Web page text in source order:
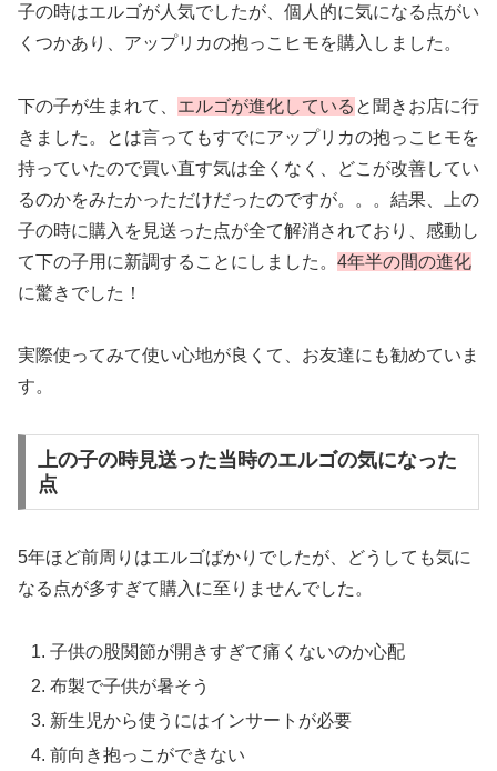
子の時はエルゴが人気でしたが、個人的に気になる点がい
くつかあり、アップリカの抱っこヒモを購入しました。
下の子が生まれて、 エルゴが進化している と聞きお店に行
きました。とは言ってもすでにアップリカの抱っこヒモを
持っていたので買い直す気は全くなく、どこが改善してい
るのかをみたかっただけだったのですが。。。結果、上の
子の時に購入を見送った点が全て解消されており、感動し
て下の子用に新調することにしました。 4年半の間の進化
に驚きでした！
実際使ってみて使い心地が良くて、お友達にも勧めていま
す。
上の子の時見送った当時のエルゴの気になった
点
5年ほど前周りはエルゴばかりでしたが、どうしても気に
なる点が多すぎて購入に至りませんでした。
子供の股関節が開きすぎて痛くないのか心配
布製で子供が暑そう
新生児から使うにはインサートが必要
前向き抱っこができない